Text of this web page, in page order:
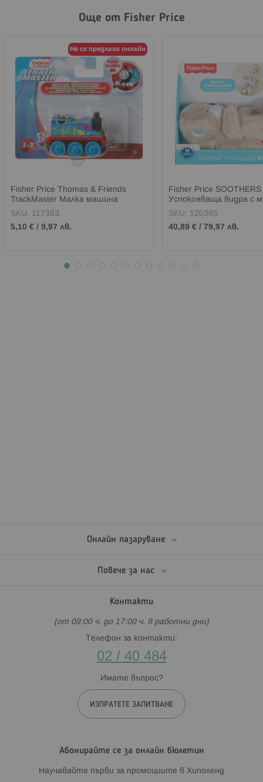
Още от Fisher Price
Не се предлага онлайн
Fisher Price Thomas & Friends
TrackMaster Малка машина
SKU: 117383
5,10 € / 9,97 лв.
Fisher Price SOOTHERS
Успокояваща видра с
SKU: 120385
40,89 € / 79,97 лв.
Онлайн пазаруване
Повече за нас
Контакти
(от 09:00 ч. до 17:00 ч. в работни дни)
Телефон за контакти:
02 / 40 484
Имате въпрос?
ИЗПРАТЕТЕ ЗАПИТВАНЕ
Абонирайте се за онлайн бюлетин
Научавайте първи за промоциите в Хиполенд